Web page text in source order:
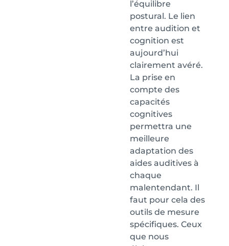
l’équilibre
postural. Le lien
entre audition et
cognition est
aujourd’hui
clairement avéré.
La prise en
compte des
capacités
cognitives
permettra une
meilleure
adaptation des
aides auditives à
chaque
malentendant. Il
faut pour cela des
outils de mesure
spécifiques. Ceux
que nous